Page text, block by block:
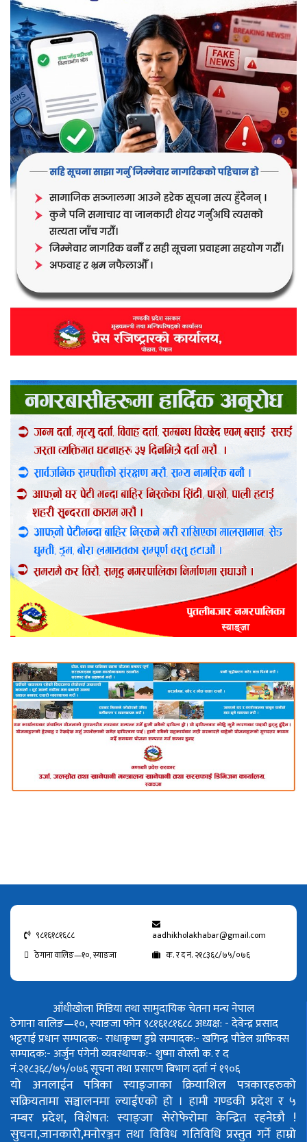
९८१६१८१६८८
aadhikholakhabar@gmail.com
ठेगाना वालिङ—१०, स्याङजा
क. र द नं. २१८३६८/७५/०७६
आँधीखोला मिडिया तथा सामुदायिक चेतना मन्च नेपाल
ठेगाना वालिङ—१०, स्याङजा फोन ९८१६१८१६८८अध्यक्ष: - देवेन्द्र प्रसाद
भट्टराईप्रधान सम्पादक:- राधाकृष्ण डुम्रेसम्पादक:- खगिन्द्र पौडेलग्राफिक्स
सम्पादक:- अर्जुन पंगेनीव्यवस्थापक:- शुष्मा वोस्तीक. र द
नं.२१८३६८/७५/०७६सूचना तथा प्रसारण बिभाग दर्ता नं १९०६
यो अनलाईन पत्रिका स्याङ्जाका क्रियाशिल पत्रकारहरुको
सक्रियतामा सञ्चालनमा ल्याईएको हो । हामी गण्डकी प्रदेश र ५
नम्बर प्रदेश, विशेषत: स्याङ्जा सेरोफेरोमा केन्द्रित रहनेछौ !
सुचना,जानकारी,मनोरञ्जन तथा विविध गतिविधि प्रस्तुत गर्ने हाम्रो